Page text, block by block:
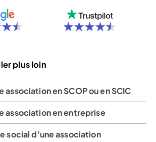
plus loin
association en SCOP ou en SCIC
association en entreprise
social d'une association